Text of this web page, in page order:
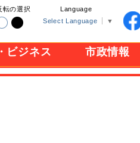
転の選択
Language
Select Language
▼
ビジネス 市政情報